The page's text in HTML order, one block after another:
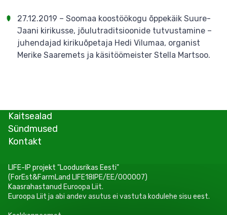
27.12.2019 – Soomaa koostöökogu õppekäik Suure-
Jaani kirikusse, jõulutraditsioonide tutvustamine –
juhendajad kirikuõpetaja Hedi Vilumaa, organist
Merike Saaremets ja käsitöömeister Stella Martsoo.
Kaitsealad
Sündmused
Kontakt
LIFE-IP projekt "Loodusrikas Eesti"
(ForEst&FarmLand LIFE18IPE/EE/000007)
Kaasrahastanud Euroopa Liit.
Euroopa Liit ja abi andev asutus ei vastuta kodulehe sisu eest.